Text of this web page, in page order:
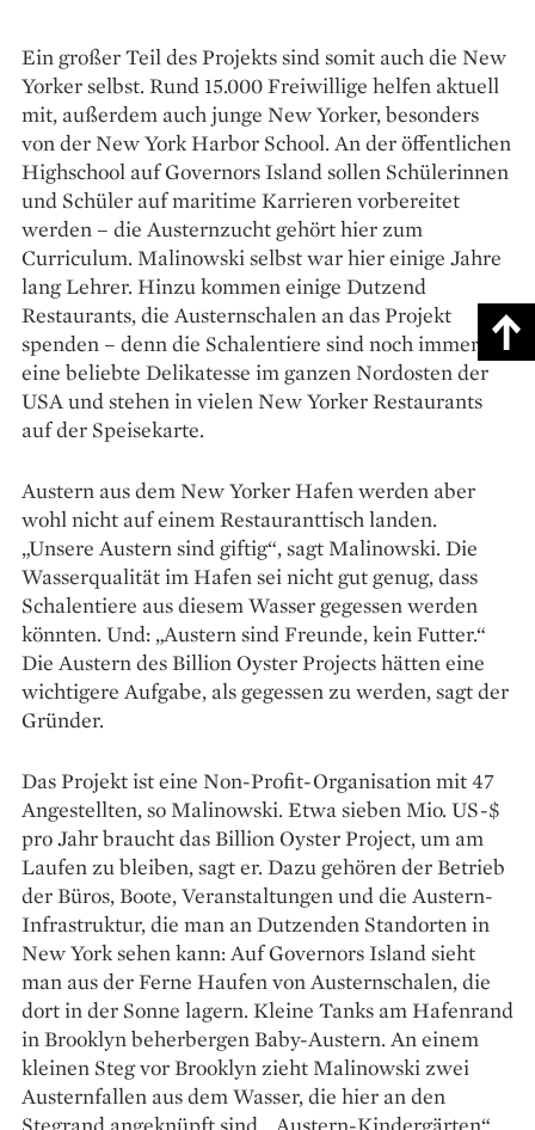
Ein großer Teil des Projekts sind somit auch die New
Yorker selbst. Rund 15.000 Freiwillige helfen aktuell
mit, außerdem auch junge New Yorker, besonders
von der New York Harbor School. An der öffentlichen
Highschool auf Governors Island sollen Schüle­rinnen
und Schüler auf maritime Karrieren vorbereitet
werden – die Austernzucht gehört hier zum
Curriculum. Malinowski selbst war hier einige Jahre
lang Lehrer. Hinzu kommen einige Dutzend
Restaurants, die Austern­schalen an das Projekt
spenden – denn die Schalentiere sind noch immer
eine beliebte Delikatesse im ganzen Nordosten der
USA und stehen in vielen New Yorker Restaurants
auf der Speisekarte.
Austern aus dem New Yorker Hafen werden aber
wohl nicht auf einem Restauranttisch landen.
„Unsere Austern sind giftig“, sagt Malinowski. Die
Wasserqualität im Hafen sei nicht gut genug, dass
Schalentiere aus diesem Wasser gegessen werden
könnten. Und: „Austern sind Freunde, kein Futter.“
Die Austern des Billion Oyster Projects hätten eine
wichtigere Aufgabe, als gegessen zu werden, sagt der
Gründer.
Das Projekt ist eine Non-­Profit-Organisation mit 47
Angestellten, so Malinowski. Etwa sieben Mio. US-$
pro Jahr braucht das Billion Oyster Project, um am
Laufen zu bleiben, sagt er. Dazu gehören der Betrieb
der Büros, Boote, Veranstaltungen und die Austern-
Infrastruktur, die man an Dutzenden Standorten in
New York sehen kann: Auf Governors Island sieht
man aus der Ferne Haufen von Austernschalen, die
dort in der Sonne lagern. Kleine Tanks am Hafenrand
in Brooklyn beherbergen Baby-Austern. An einem
kleinen Steg vor Brooklyn zieht Malinowski zwei
Austernfallen aus dem Wasser, die hier an den
Stegrand angeknüpft sind. „Austern-Kindergärten“